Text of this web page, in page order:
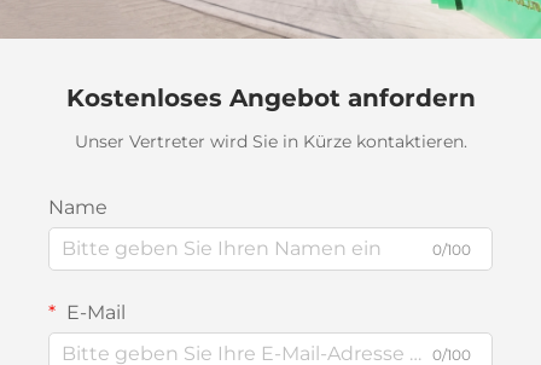
Kostenloses Angebot anfordern
Unser Vertreter wird Sie in Kürze kontaktieren.
Name
0/100
E-Mail
0/100